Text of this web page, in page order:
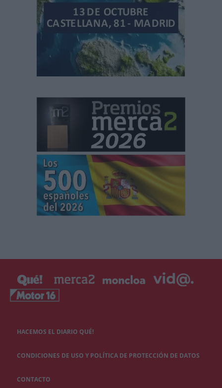
HACEMOS EL DIARIO QUÉ!
CONDICIONES DE USO Y POLÍTICA DE PROTECCIÓN DE DATOS
CONTACTO